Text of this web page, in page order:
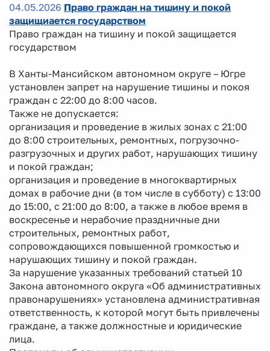
04.05.2026 Право граждан на тишину и покой
защищиается государством
Право граждан на тишину и покой защищается
государством
В Ханты-Мансийском автономном округе – Югре
установлен запрет на нарушение тишины и покоя
граждан с 22:00 до 8:00 часов.
Также не допускается:
организация и проведение в жилых зонах с 21:00
до 8:00 строительных, ремонтных, погрузочно-
разгрузочных и других работ, нарушающих тишину
и покой граждан;
организация и проведение в многоквартирных
домах в рабочие дни (в том числе в субботу) с 13:00
до 15:00, с 21:00 до 8:00, а также в любое время в
воскресенье и нерабочие праздничные дни
строительных, ремонтных работ,
сопровождающихся повышенной громкостью и
нарушающих тишину и покой граждан.
За нарушение указанных требований статьей 10
Закона автономного округа «Об административных
правонарушениях» установлена административная
ответственность, к которой могут быть привлечены
граждане, а также должностные и юридические
лица.